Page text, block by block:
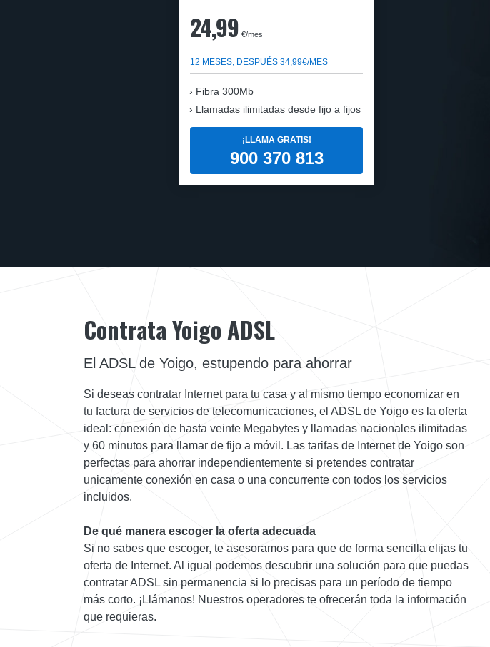
24,99 €/mes
12 MESES, DESPUÉS 34,99€/MES
Fibra 300Mb
Llamadas ilimitadas desde fijo a fijos
¡LLAMA GRATIS!
900 370 813
Contrata Yoigo ADSL
El ADSL de Yoigo, estupendo para ahorrar
Si deseas contratar Internet para tu casa y al mismo tiempo economizar en
tu factura de servicios de telecomunicaciones, el ADSL de Yoigo es la oferta
ideal: conexión de hasta veinte Megabytes y llamadas nacionales ilimitadas
y 60 minutos para llamar de fijo a móvil. Las tarifas de Internet de Yoigo son
perfectas para ahorrar independientemente si pretendes contratar
unicamente conexión en casa o una concurrente con todos los servicios
incluidos.
De qué manera escoger la oferta adecuada
Si no sabes que escoger, te asesoramos para que de forma sencilla elijas tu
oferta de Internet. Al igual podemos descubrir una solución para que puedas
contratar ADSL sin permanencia si lo precisas para un período de tiempo
más corto. ¡Llámanos! Nuestros operadores te ofrecerán toda la información
que requieras.